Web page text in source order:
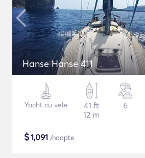
Hanse Hanse 411
Yacht cu vele
41 ft
12 m
6
$1,091 /noapte